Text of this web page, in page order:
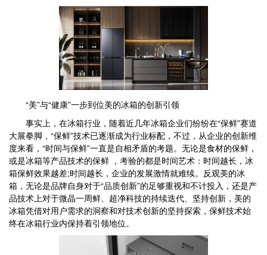
“美”与“健康”一步到位美的冰箱的创新引领
事实上，在冰箱行业，随着近几年冰箱企业们纷纷在“保鲜”赛道
大展拳脚，“保鲜”技术已逐渐成为行业标配，不过，从企业的创新维
度来看，“时间与保鲜”一直是自相矛盾的考题。无论是食材的保鲜，
或是冰箱等产品技术的保鲜 ，考验的都是时间艺术：时间越长，冰
箱保鲜效果越差;时间越长，企业的发展激情就难续。反观美的冰
箱，无论是品牌自身对于“品质创新”的足够重视和不计投入，还是产
品技术上对于微晶一周鲜、超净科技的持续迭代、坚持创新，美的
冰箱凭借对用户需求的洞察和对技术创新的坚持探索，保鲜技术始
终在冰箱行业内保持着引领地位。